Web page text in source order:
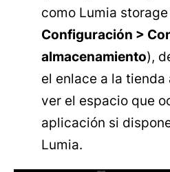
como Lumia
Configuración >
almacenamiento),
el enlace a la
ver el espacio que
aplicación si
Lumia.